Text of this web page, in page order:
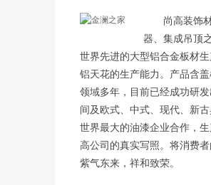
尚高装饰
器、集成吊顶
世界先进的大型铝合金板材
铝天花的生产能力。产品含
领域多年，目前已经成功研
间及欧式、中式、现代、新
世界最大的油漆企业合作，
高公司的真实写照。将消费
紫气东来，祥和致荣。